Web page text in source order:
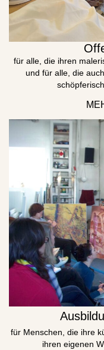
für alle, die ihren
und für alle, die
für Menschen, die ihre
ihren eigenen